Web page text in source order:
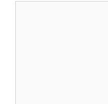
Kommentar